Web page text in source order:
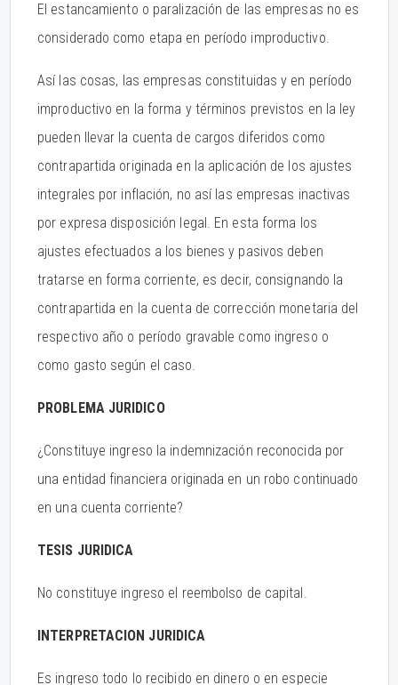
El estancamiento o paralización de las empresas no es
considerado como etapa en período improductivo.
Así las cosas, las empresas constituidas y en período
improductivo en la forma y términos previstos en la ley
pueden llevar la cuenta de cargos diferidos como
contrapartida originada en la aplicación de los ajustes
integrales por inflación, no así las empresas inactivas
por expresa disposición legal. En esta forma los
ajustes efectuados a los bienes y pasivos deben
tratarse en forma corriente, es decir, consignando la
contrapartida en la cuenta de corrección monetaria del
respectivo año o período gravable como ingreso o
como gasto según el caso.
PROBLEMA JURIDICO
¿Constituye ingreso la indemnización reconocida por
una entidad financiera originada en un robo continuado
en una cuenta corriente?
TESIS JURIDICA
No constituye ingreso el reembolso de capital.
INTERPRETACION JURIDICA
Es ingreso todo lo recibido en dinero o en especie